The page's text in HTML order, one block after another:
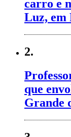
carro e
Luz, em
2.
que
Grande